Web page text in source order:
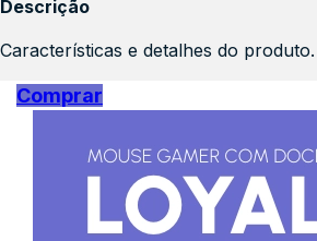
Descrição
Características e detalhes do produto.
Comprar